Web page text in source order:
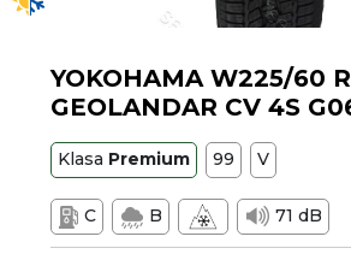
YOKOHAMA W225/60
GEOLANDAR CV 4S
Klasa Premium 99 V
C B 71 dB